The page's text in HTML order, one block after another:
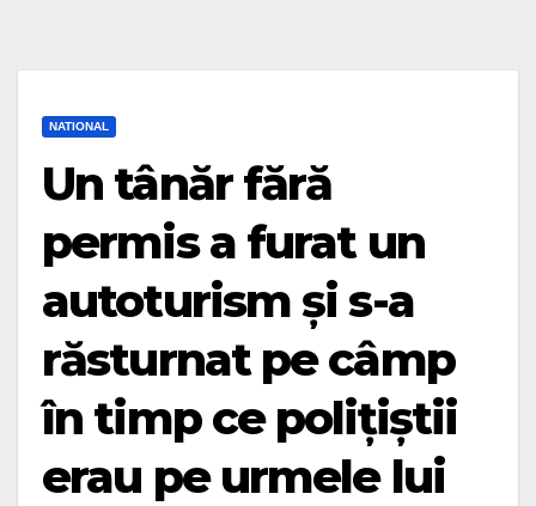
NATIONAL
Un tânăr fără
permis a furat un
autoturism și s-a
răsturnat pe câmp
în timp ce polițiștii
erau pe urmele lui